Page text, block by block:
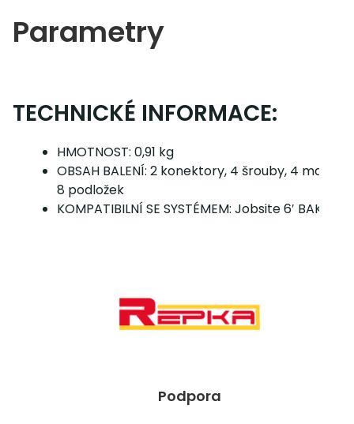
Parametry
TECHNICKÉ INFORMACE:
HMOTNOST: 0,91 kg
OBSAH BALENÍ: 2 konektory, 4 šrouby, 4 matice
8 podložek
KOMPATIBILNÍ SE SYSTÉMEM: Jobsite 6′ BAKER
Podpora